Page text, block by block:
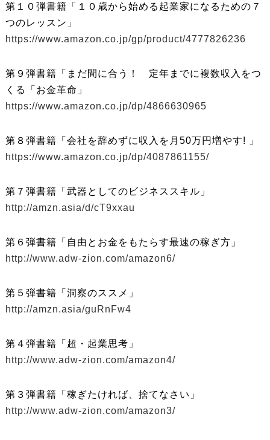
第１０弾書籍「１０歳から始める起業家になるための７
つのレッスン」
https://www.amazon.co.jp/gp/product/4777826236
第９弾書籍「まだ間に合う！ 定年までに複数収入をつ
くる「お金革命」
https://www.amazon.co.jp/dp/4866630965
第８弾書籍「会社を辞めずに収入を月50万円増やす! 」
https://www.amazon.co.jp/dp/4087861155/
第７弾書籍「武器としてのビジネススキル」
http://amzn.asia/d/cT9xxau
第６弾書籍「自由とお金をもたらす最速の稼ぎ方」
http://www.adw-zion.com/amazon6/
第５弾書籍「洞察のススメ」
http://amzn.asia/guRnFw4
第４弾書籍「超・起業思考」
http://www.adw-zion.com/amazon4/
第３弾書籍「稼ぎたければ、捨てなさい」
http://www.adw-zion.com/amazon3/